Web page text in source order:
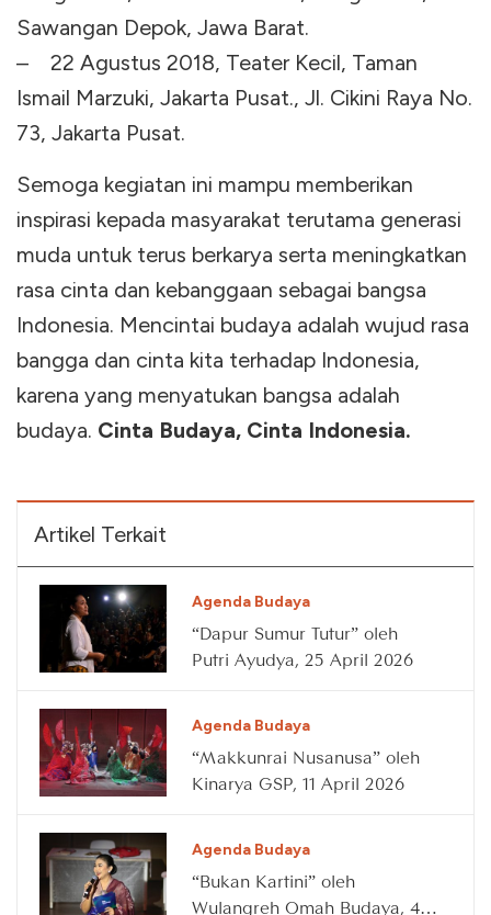
Sawangan Depok, Jawa Barat.
– 22 Agustus 2018, Teater Kecil, Taman
Ismail Marzuki, Jakarta Pusat., Jl. Cikini Raya No.
73, Jakarta Pusat.
Semoga kegiatan ini mampu memberikan
inspirasi kepada masyarakat terutama generasi
muda untuk terus berkarya serta meningkatkan
rasa cinta dan kebanggaan sebagai bangsa
Indonesia. Mencintai budaya adalah wujud rasa
bangga dan cinta kita terhadap Indonesia,
karena yang menyatukan bangsa adalah
budaya. Cinta Budaya, Cinta Indonesia.
Artikel Terkait
Agenda Budaya
“Dapur Sumur Tutur” oleh
Putri Ayudya, 25 April 2026
Agenda Budaya
“Makkunrai Nusanusa” oleh
Kinarya GSP, 11 April 2026
Agenda Budaya
“Bukan Kartini” oleh
Wulangreh Omah Budaya, 4